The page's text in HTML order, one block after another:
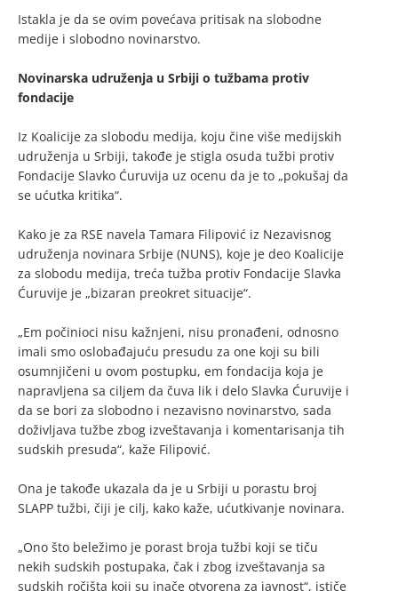
Istakla je da se ovim povećava pritisak na slobodne
medije i slobodno novinarstvo.
Novinarska udruženja u Srbiji o tužbama protiv
fondacije
Iz Koalicije za slobodu medija, koju čine više medijskih
udruženja u Srbiji, takođe je stigla osuda tužbi protiv
Fondacije Slavko Ćuruvija uz ocenu da je to „pokušaj da
se ućutka kritika“.
Kako je za RSE navela Tamara Filipović iz Nezavisnog
udruženja novinara Srbije (NUNS), koje je deo Koalicije
za slobodu medija, treća tužba protiv Fondacije Slavka
Ćuruvije je „bizaran preokret situacije“.
„Em počinioci nisu kažnjeni, nisu pronađeni, odnosno
imali smo oslobađajuću presudu za one koji su bili
osumnjičeni u ovom postupku, em fondacija koja je
napravljena sa ciljem da čuva lik i delo Slavka Ćuruvije i
da se bori za slobodno i nezavisno novinarstvo, sada
doživljava tužbe zbog izveštavanja i komentarisanja tih
sudskih presuda“, kaže Filipović.
Ona je takođe ukazala da je u Srbiji u porastu broj
SLAPP tužbi, čiji je cilj, kako kaže, ućutkivanje novinara.
„Ono što beležimo je porast broja tužbi koji se tiču
nekih sudskih postupaka, čak i zbog izveštavanja sa
sudskih ročišta koji su inače otvorena za javnost“, ističe